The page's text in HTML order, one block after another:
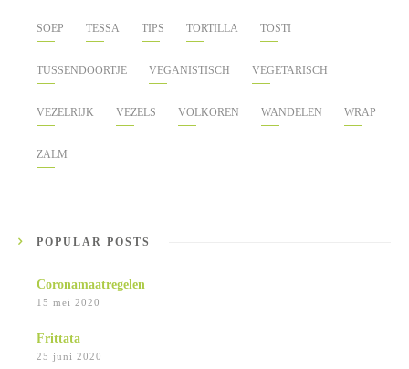
SOEP TESSA TIPS TORTILLA TOSTI
TUSSENDOORTJE VEGANISTISCH VEGETARISCH
VEZELRIJK VEZELS VOLKOREN WANDELEN WRAP
ZALM
POPULAR POSTS
Coronamaatregelen
15 mei 2020
Frittata
25 juni 2020